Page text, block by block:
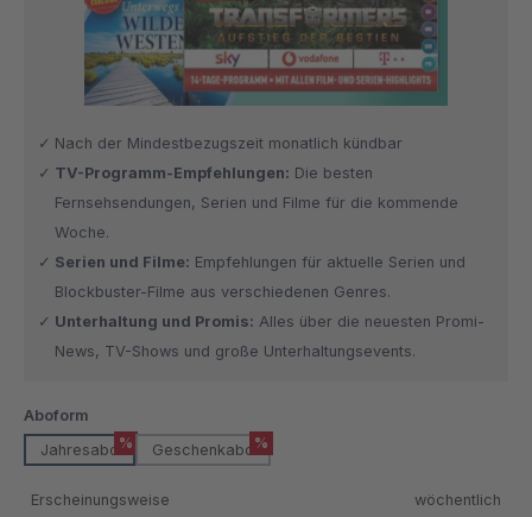
Nach der Mindestbezugszeit monatlich kündbar
TV-Programm-Empfehlungen: Die besten
Fernsehsendungen, Serien und Filme für die kommende
Woche.
Serien und Filme: Empfehlungen für aktuelle Serien und
Blockbuster-Filme aus verschiedenen Genres.
Unterhaltung und Promis: Alles über die neuesten Promi-
News, TV-Shows und große Unterhaltungsevents.
Aboform
Jahresabo % Geschenkabo %
Erscheinungsweise wöchentlich